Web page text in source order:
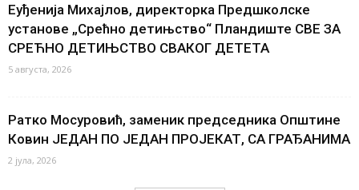
Еуђенија Михајлов, директорка Предшколске
установе „Срећно детињство“ Пландиште СВЕ ЗА
СРЕЋНО ДЕТИЊСТВО СВАКОГ ДЕТЕТА
5 августа, 2026
Ратко Мосуровић, заменик председника Општине
Ковин ЈЕДАН ПО ЈЕДАН ПРОЈЕКАТ, СА ГРАЂАНИМА
2 јула, 2026